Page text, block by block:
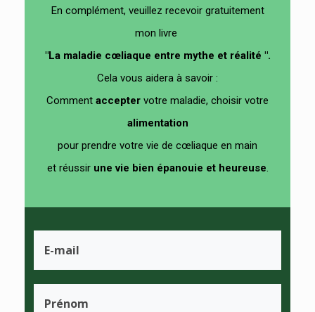
En complément, veuillez recevoir gratuitement
mon livre
"La maladie cœliaque entre mythe et réalité ".
Cela vous aidera à savoir :
Comment accepter votre maladie, choisir votre
alimentation
pour prendre votre vie de cœliaque en main
et réussir une vie bien épanouie et heureuse.